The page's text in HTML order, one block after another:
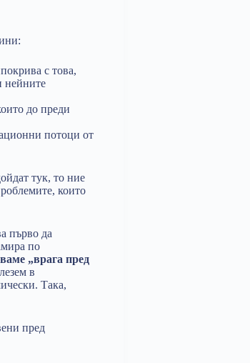
с това,
нейните
до преди
потоци от
тук, то ние
които
първо да
по
„врага пред
в
Така,
пред